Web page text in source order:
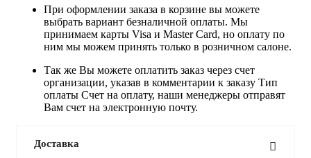
При оформлении заказа в корзине вы можете
выбрать вариант безналичной оплаты. Мы
принимаем карты Visa и Master Card, но оплату по
ним мы можем принять только в розничном салоне.
Так же Вы можете оплатить заказ через счет
организации, указав в комментарии к заказу Тип
оплаты Счет на оплату, наши менеджеры отправят
Вам счет на электронную почту.
Доставка